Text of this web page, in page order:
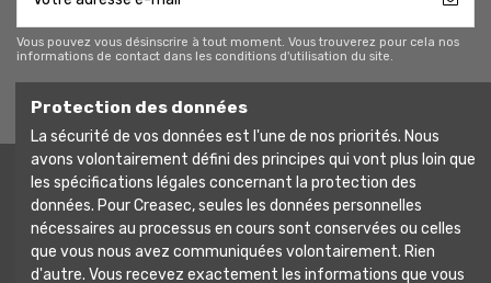
Vous pouvez vous désinscrire à tout moment. Vous trouverez pour cela nos
informations de contact dans les conditions d'utilisation du site.
Liens utiles
Contactez-nous
Protection des données
La sécurité de vos données est l'une de nos priorités. Nous
avons volontairement défini des principes qui vont plus loin que
les spécifications légales concernant la protection des
données. Pour Creasec, seules les données personnelles
nécessaires au processus en cours sont conservées ou celles
que vous nous avez communiquées volontairement. Rien
d'autre. Vous recevez exactement les informations que vous